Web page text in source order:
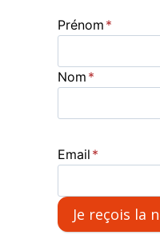
Prénom *
Nom *
Email *
Je reçois la